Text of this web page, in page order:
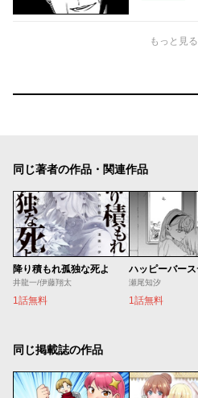
もっと見る
同じ著者の作品・関連作品
降り積もれ孤独な死よ
井龍一/伊藤翔太
1話無料
瀬尾知汐
1話無料
同じ掲載誌の作品